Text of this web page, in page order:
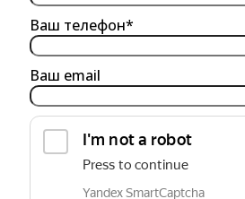
Ваш телефон*
Ваш email
Я согласен наобработку